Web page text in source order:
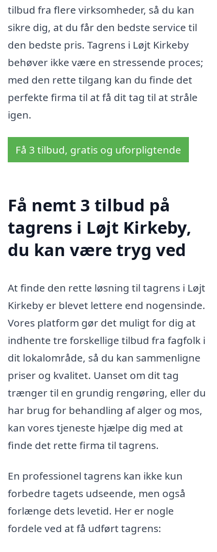
tilbud fra flere virksomheder, så du kan
sikre dig, at du får den bedste service til
den bedste pris. Tagrens i Løjt Kirkeby
behøver ikke være en stressende proces;
med den rette tilgang kan du finde det
perfekte firma til at få dit tag til at stråle
igen.
Få 3 tilbud, gratis og uforpligtende
Få nemt 3 tilbud på
tagrens i Løjt Kirkeby,
du kan være tryg ved
At finde den rette løsning til tagrens i Løjt
Kirkeby er blevet lettere end nogensinde.
Vores platform gør det muligt for dig at
indhente tre forskellige tilbud fra fagfolk i
dit lokalområde, så du kan sammenligne
priser og kvalitet. Uanset om dit tag
trænger til en grundig rengøring, eller du
har brug for behandling af alger og mos,
kan vores tjeneste hjælpe dig med at
finde det rette firma til tagrens.
En professionel tagrens kan ikke kun
forbedre tagets udseende, men også
forlænge dets levetid. Her er nogle
fordele ved at få udført tagrens: